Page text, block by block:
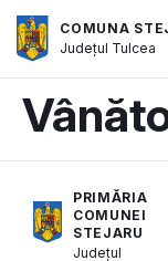
COMUNA
Județul Tulcea
PRIMĂRIA
COMUNEI
STEJARU
Județul